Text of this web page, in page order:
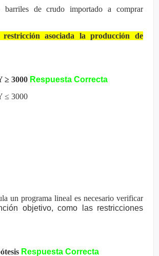
de crudo importado a comprar
asociada la producción de
≥ 3000 Respuesta Correcta
≤ 3000
un programa lineal es necesario verificar
objetivo, como las restricciones
Respuesta Correcta